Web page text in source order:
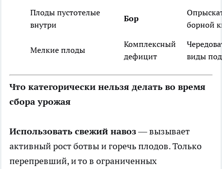
Плоды пустотелые
внутри
Бор
борной
Мелкие плоды
Комплексный
дефицит
виды
Что категорически нельзя делать во время
сбора урожая
Использовать свежий навоз— вызывает
активный рост ботвы и горечь плодов. Только
перепревший, и то в ограниченных